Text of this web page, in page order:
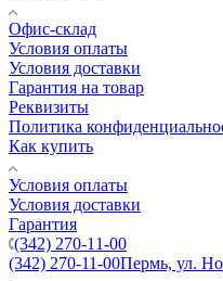
Офис-склад
Условия оплаты
Условия доставки
Гарантия на товар
Реквизиты
Политика
Как купить
Условия оплаты
Условия доставки
Гарантия
(342) 270-11-00
(342) 270-11-00Пермь, ул.